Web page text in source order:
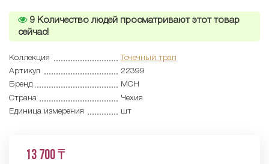
9 Количество людей просматривают этот товар
сейчас!
Коллекция
Точечный трап
Артикул
22399
Бренд
MCH
Страна
Чехия
Единица измерения
шт
13 700 ₸